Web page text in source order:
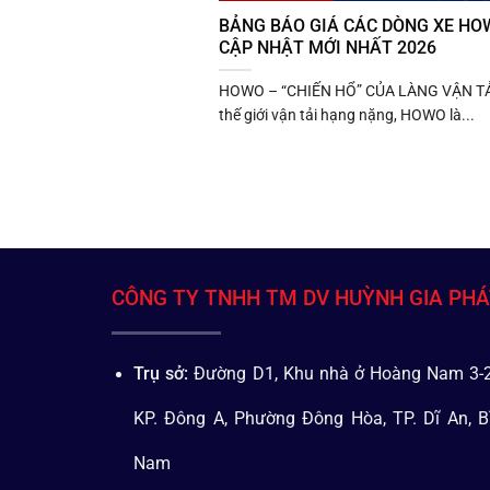
BẢNG BÁO GIÁ CÁC DÒNG XE
CẬP NHẬT MỚI NHẤT 2026
HOWO – “CHIẾN HỔ” CỦA LÀNG VẬN
thế giới vận tải hạng nặng, HOWO là...
CÔNG TY TNHH TM DV HUỲNH GIA
Trụ sở: Đường D1, Khu nhà ở Hoàng Nam 3-
KP. Đông A, Phường Đông Hòa, TP. Dĩ An,
Nam